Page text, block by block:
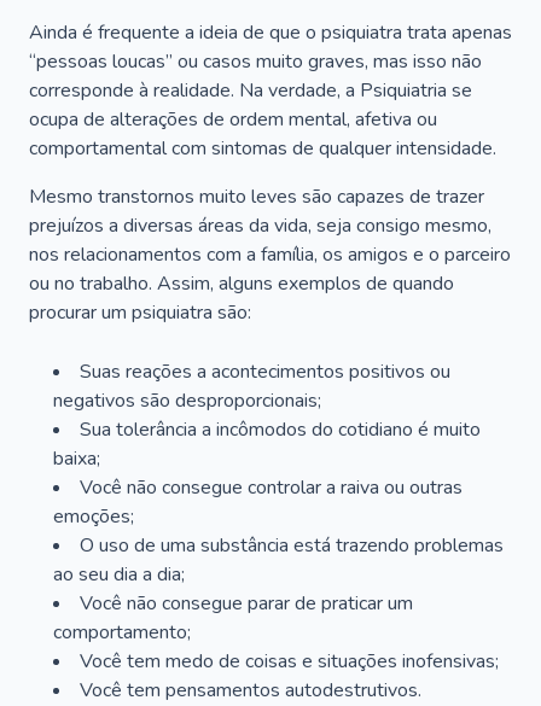
Ainda é frequente a ideia de que o psiquiatra trata apenas
“pessoas loucas” ou casos muito graves, mas isso não
corresponde à realidade. Na verdade, a Psiquiatria se
ocupa de alterações de ordem mental, afetiva ou
comportamental com sintomas de qualquer intensidade.
Mesmo transtornos muito leves são capazes de trazer
prejuízos a diversas áreas da vida, seja consigo mesmo,
nos relacionamentos com a família, os amigos e o parceiro
ou no trabalho. Assim, alguns exemplos de quando
procurar um psiquiatra são:
Suas reações a acontecimentos positivos ou
negativos são desproporcionais;
Sua tolerância a incômodos do cotidiano é muito
baixa;
Você não consegue controlar a raiva ou outras
emoções;
O uso de uma substância está trazendo problemas
ao seu dia a dia;
Você não consegue parar de praticar um
comportamento;
Você tem medo de coisas e situações inofensivas;
Você tem pensamentos autodestrutivos.